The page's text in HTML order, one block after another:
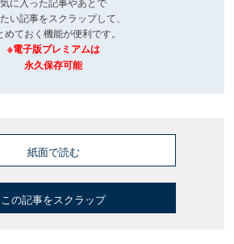
い記事をスクラップして、
めておく機能が便利です。
※電子版プレミアムは
永久保存可能
紙面で読む
この記事をスクラップ